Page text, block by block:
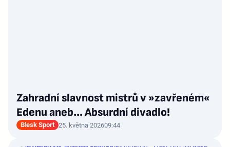
Zahradní slavnost mistrů v »zavřeném«
Edenu aneb... Absurdní divadlo!
Blesk Sport 25. května 202609:44